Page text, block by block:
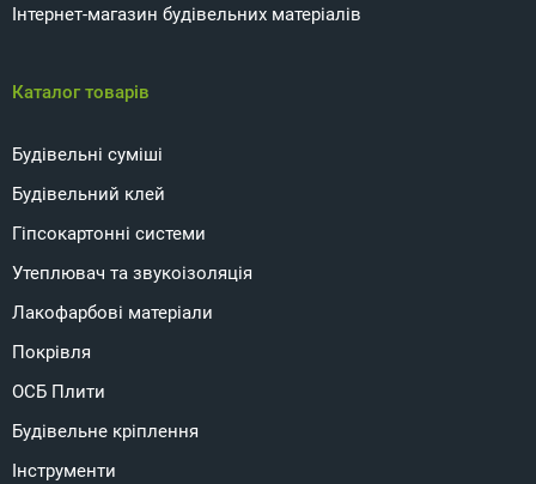
Інтернет-магазин будівельних матеріалів
Каталог товарів
Будівельні суміші
Будівельний клей
Гіпсокартонні системи
Утеплювач та звукоізоляція
Лакофарбові матеріали
Покрівля
ОСБ Плити
Будівельне кріплення
Інструменти